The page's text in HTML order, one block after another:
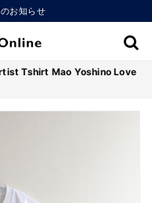
お知らせ
Tshirt Mao Yoshino Love